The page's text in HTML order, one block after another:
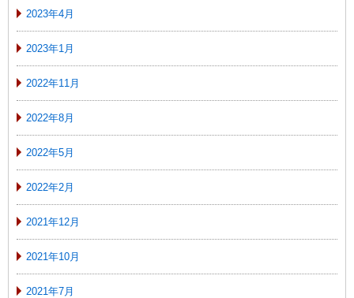
2023年4月
2023年1月
2022年11月
2022年8月
2022年5月
2022年2月
2021年12月
2021年10月
2021年7月